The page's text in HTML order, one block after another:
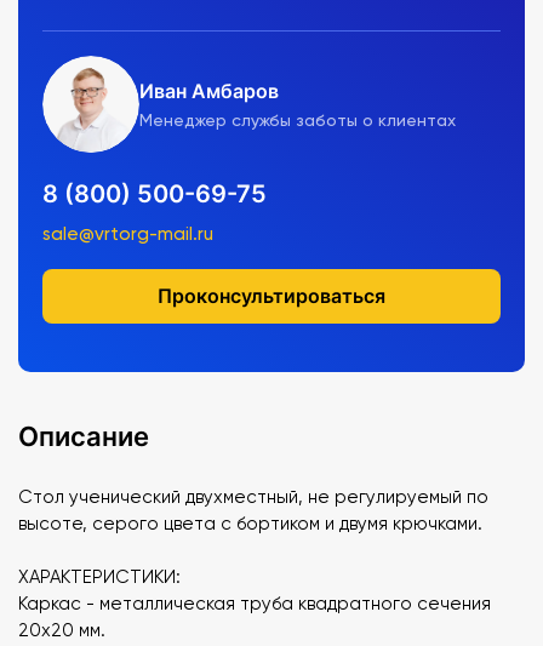
Иван Амбаров
Менеджер службы заботы о клиентах
8 (800) 500-69-75
sale@vrtorg-mail.ru
Проконсультироваться
Описание
Стол ученический двухместный, не регулируемый по
высоте, серого цвета с бортиком и двумя крючками.
ХАРАКТЕРИСТИКИ:
Каркас - металлическая труба квадратного сечения
20х20 мм.